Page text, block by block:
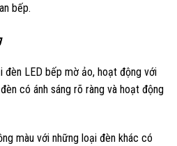
bếp.
đèn LED bếp mờ ảo, hoạt động với
có ánh sáng rõ ràng và hoạt động
màu với những loại đèn khác có